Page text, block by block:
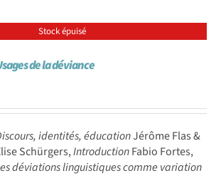
Stock épuisé
de la déviance
identités, éducationJérôme Flas &
Schürgers,IntroductionFabio Fortes,
déviations linguistiques comme variation